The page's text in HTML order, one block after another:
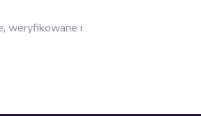
weryfikowane i